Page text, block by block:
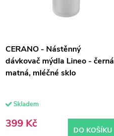
CERANO - Nástěnný
dávkovač mýdla Lineo - černá
matná, mléčné sklo
Skladem
399 Kč
DO KOŠÍKU